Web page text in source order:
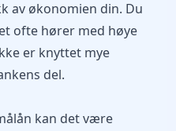
av økonomien din. Du
ofte hører med høye
er knyttet mye
del.
kan det være